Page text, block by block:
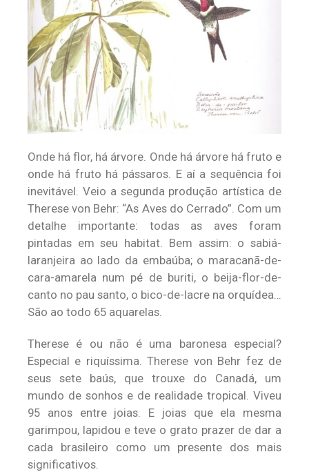
Onde há flor, há árvore. Onde há árvore há fruto e
onde há fruto há pássaros. E aí a sequência foi
inevitável. Veio a segunda produção artística de
Therese von Behr: “As Aves do Cerrado”. Com um
detalhe importante: todas as aves foram
pintadas em seu habitat. Bem assim: o sabiá-
laranjeira ao lado da embaúba; o maracanã-de-
cara-amarela num pé de buriti, o beija-flor-de-
canto no pau santo, o bico-de-lacre na orquídea…
São ao todo 65 aquarelas.
Therese é ou não é uma baronesa especial?
Especial e riquíssima. Therese von Behr fez de
seus sete baús, que trouxe do Canadá, um
mundo de sonhos e de realidade tropical. Viveu
95 anos entre joias. E joias que ela mesma
garimpou, lapidou e teve o grato prazer de dar a
cada brasileiro como um presente dos mais
significativos.